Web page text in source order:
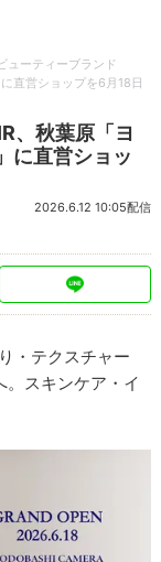
ューティーブランド
直営ショップを6月18日
、秋葉原「ヨ
に直営ショッ
2026.6.12 10:05配信
・テクスチャー
。スキンケア・イ